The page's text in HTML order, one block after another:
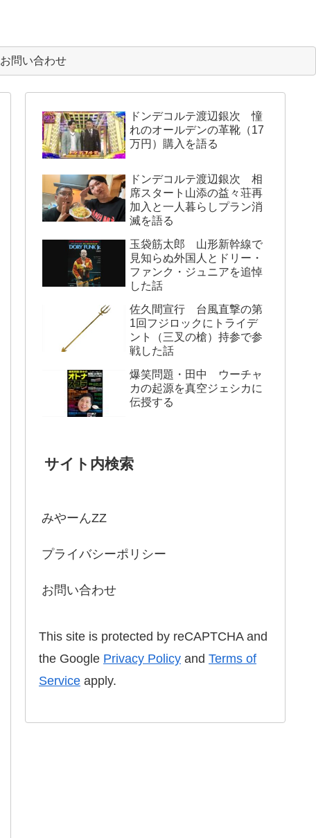
お問い合わせ
ドンデコルテ渡辺銀次 憧
れのオールデンの革靴（17
万円）購入を語る
ドンデコルテ渡辺銀次 相
席スタート山添の益々荘再
加入と一人暮らしプラン消
滅を語る
玉袋筋太郎 山形新幹線で
見知らぬ外国人とドリー・
ファンク・ジュニアを追悼
した話
佐久間宣行 台風直撃の第
1回フジロックにトライデ
ント（三叉の槍）持参で参
戦した話
爆笑問題・田中 ウーチャ
カの起源を真空ジェシカに
伝授する
サイト内検索
みやーんZZ
プライバシーポリシー
お問い合わせ
This site is protected by reCAPTCHA and
the Google Privacy Policy and Terms of
Service apply.